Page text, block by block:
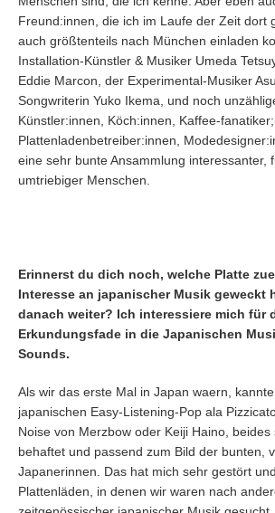
Freund:innen, die ich im Laufe der Zeit dort
auch größtenteils nach München einladen
Installation-Künstler & Musiker Umeda
Eddie Marcon, der Experimental-Musiker
Songwriterin Yuko Ikema, und noch
Künstler:innen, Köch:innen, Kaffee-
Plattenladenbetreiber:innen,
eine sehr bunte Ansammlung interessanter,
umtriebiger Menschen.
Erinnerst du dich noch, welche Platte
Interesse an japanischer Musik geweckt
danach weiter? Ich interessiere mich für
Erkundungsfade in die Japanischen
Sounds.
Als wir das erste Mal in Japan waern,
japanischen Easy-Listening-Pop ala
Noise von Merzbow oder Keiji Haino, beides
behaftet und passend zum Bild der bunten,
Japanerinnen. Das hat mich sehr gestört
Plattenläden, in denen wir waren nach